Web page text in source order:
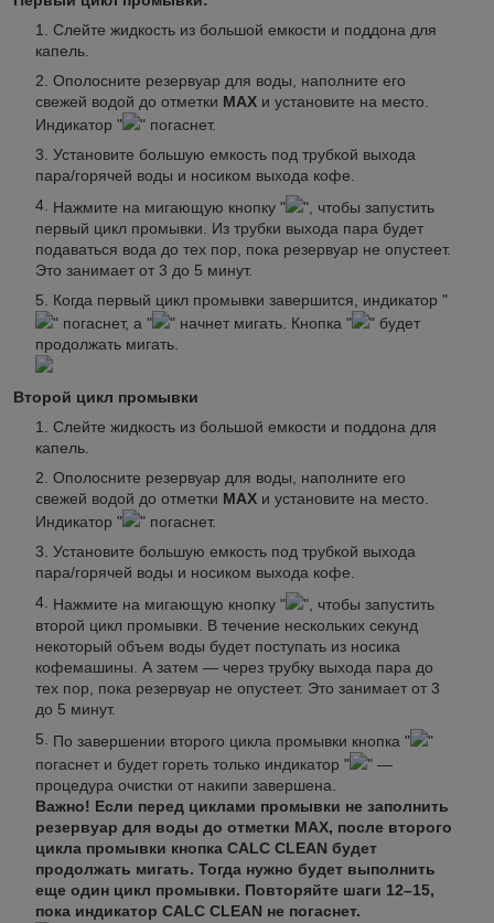
Слейте жидкость из большой емкости и поддона для
капель.
Ополосните резервуар для воды, наполните его
свежей водой до отметки MAX и установите на место.
Индикатор "
" погаснет.
Установите большую емкость под трубкой выхода
пара/горячей воды и носиком выхода кофе.
Нажмите на мигающую кнопку "
", чтобы запустить
первый цикл промывки. Из трубки выхода пара будет
подаваться вода до тех пор, пока резервуар не опустеет.
Это занимает от 3 до 5 минут.
Когда первый цикл промывки завершится, индикатор "
" погаснет, а "
" начнет мигать. Кнопка "
" будет
продолжать мигать.
Второй цикл промывки
Слейте жидкость из большой емкости и поддона для
капель.
Ополосните резервуар для воды, наполните его
свежей водой до отметки MAX и установите на место.
Индикатор "
" погаснет.
Установите большую емкость под трубкой выхода
пара/горячей воды и носиком выхода кофе.
Нажмите на мигающую кнопку "
", чтобы запустить
второй цикл промывки. В течение нескольких секунд
некоторый объем воды будет поступать из носика
кофемашины. А затем — через трубку выхода пара до
тех пор, пока резервуар не опустеет. Это занимает от 3
до 5 минут.
По завершении второго цикла промывки кнопка "
"
погаснет и будет гореть только индикатор "
" —
процедура очистки от накипи завершена.
Важно! Если перед циклами промывки не заполнить
резервуар для воды до отметки MAX, после второго
цикла промывки кнопка CALC CLEAN будет
продолжать мигать. Тогда нужно будет выполнить
еще один цикл промывки. Повторяйте шаги 12–15,
пока индикатор CALC CLEAN не погаснет.